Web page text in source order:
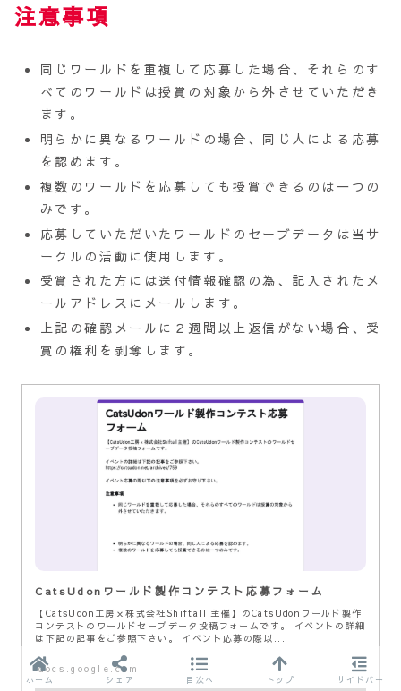
注意事項
同じワールドを重複して応募した場合、それらのす
べてのワールドは授賞の対象から外させていただき
ます。
明らかに異なるワールドの場合、同じ人による応募
を認めます。
複数のワールドを応募しても授賞できるのは一つの
みです。
応募していただいたワールドのセーブデータは当サ
ークルの活動に使用します。
受賞された方には送付情報確認の為、記入されたメ
ールアドレスにメールします。
上記の確認メールに２週間以上返信がない場合、受
賞の権利を剥奪します。
CatsUdonワールド製作コンテスト応募フォーム
【CatsUdon工房ｘ株式会社Shiftall 主催】のCatsUdonワールド製作
コンテストのワールドセーブデータ投稿フォームです。 イベントの詳細
は下記の記事をご参照下さい。 イベント応募の際以...
docs.google.com
ホーム シェア 目次へ トップ サイドバー